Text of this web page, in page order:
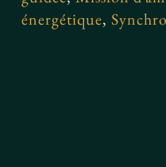
énergétique,